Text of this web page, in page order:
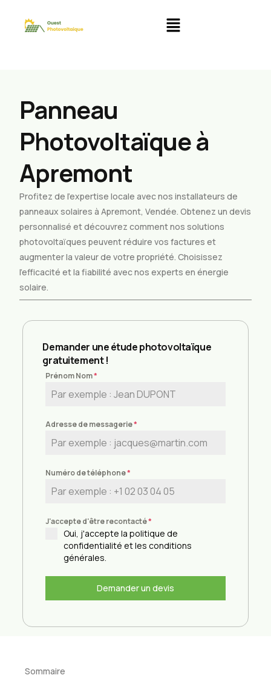
Panneau
Photovoltaïque à
Apremont
Profitez de l’expertise locale avec nos installateurs de
panneaux solaires à Apremont, Vendée. Obtenez un devis
personnalisé et découvrez comment nos solutions
photovoltaïques peuvent réduire vos factures et
augmenter la valeur de votre propriété. Choisissez
l’efficacité et la fiabilité avec nos experts en énergie
solaire.
Demander une étude photovoltaïque
gratuitement !
Prénom Nom*
Adresse de messagerie*
Numéro de téléphone*
J'accepte d'être recontacté*
Oui, j'accepte la politique de
confidentialité et les conditions
générales.
Demander un devis
Sommaire